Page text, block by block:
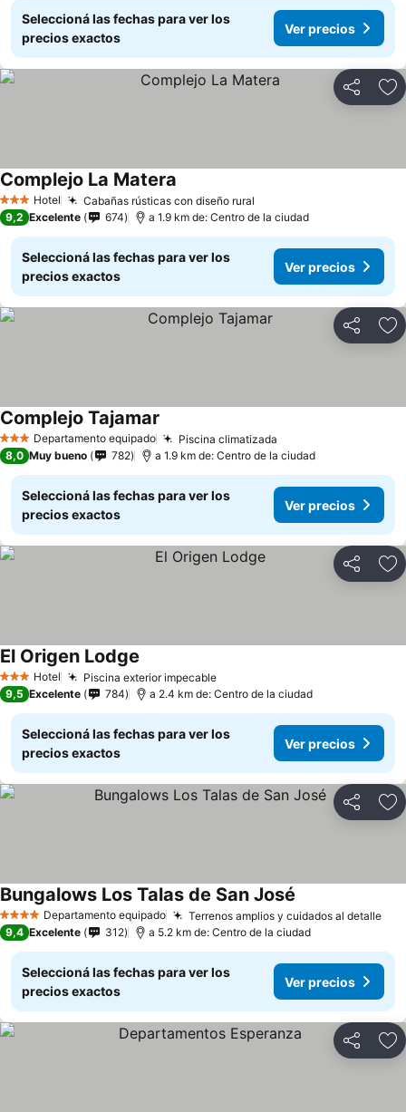
Seleccioná las fechas para ver los
precios exactos
Ver precios
Compartir
3 Estrellas
Hotel Cabañas rústicas con diseño rural
Complejo La Matera
9,2 Excelente 674 a 1.9 km de: Centro de la ciudad
Seleccioná las fechas para ver los
precios exactos
Ver precios
Compartir
3 EstrellasDepartamento equipado Piscina climatizada
Complejo Tajamar
8,0 Muy bueno 782 a 1.9 km de: Centro de la ciudad
Seleccioná las fechas para ver los
precios exactos
Ver precios
Compartir
3 Estrellas
Hotel Piscina exterior impecableVer precios
El Origen Lodge
9,5 Excelente 784 a 2.4 km de: Centro de la ciudad
Seleccioná las fechas para ver los
precios exactos
Ver precios
Compartir
4 EstrellasDepartamento equipado Terrenos amplios y cuidados al detalle
Bungalows Los Talas de San José
9,4 Excelente 312 a 5.2 km de: Centro de la ciudad
Seleccioná las fechas para ver los
precios exactos
Ver precios
Compartir